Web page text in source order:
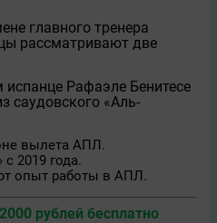
главного тренера
рассматривают две
Рафаэле Бенитесе
саудовского «Аль-
вылета АПЛ.
2019 года.
опыт работы в АПЛ.
рублей бесплатно